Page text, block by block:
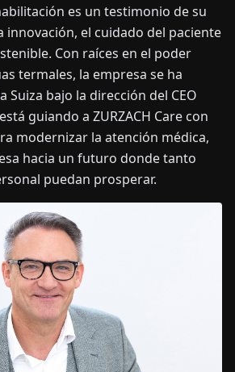
es un testimonio de su
innovación, el cuidado del paciente
Con raíces en el poder
termales, la empresa se ha
Suiza bajo la dirección del CEO
guiando a ZURZACH Care con
modernizar la atención médica,
hacia un futuro donde tanto
puedan prosperar.